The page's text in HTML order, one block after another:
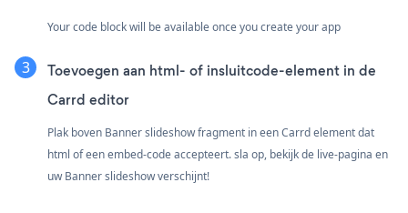
Your code block will be available once you create your app
Toevoegen aan html- of insluitcode-element in de
Carrd editor
Plak boven Banner slideshow fragment in een Carrd element dat
html of een embed-code accepteert. sla op, bekijk de live-pagina en
uw Banner slideshow verschijnt!